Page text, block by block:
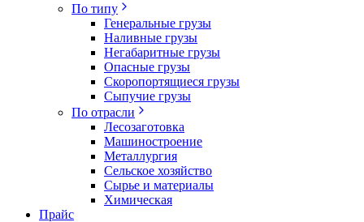
По типу
Генеральные грузы
Наливные грузы
Негабаритные грузы
Опасные грузы
Скоропортящиеся грузы
Сыпучие грузы
По отрасли
Лесозаготовка
Машиностроение
Металлургия
Сельское хозяйство
Сырье и материалы
Химическая
Прайс